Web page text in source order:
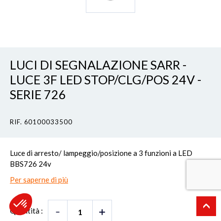
LUCI DI SEGNALAZIONE SARR -
LUCE 3F LED STOP/CLG/POS 24V -
SERIE 726
RIF. 60100033500
Luce di arresto/ lampeggio/posizione a 3 funzioni a LED
BBS726 24v
Per saperne di più
Quantità :